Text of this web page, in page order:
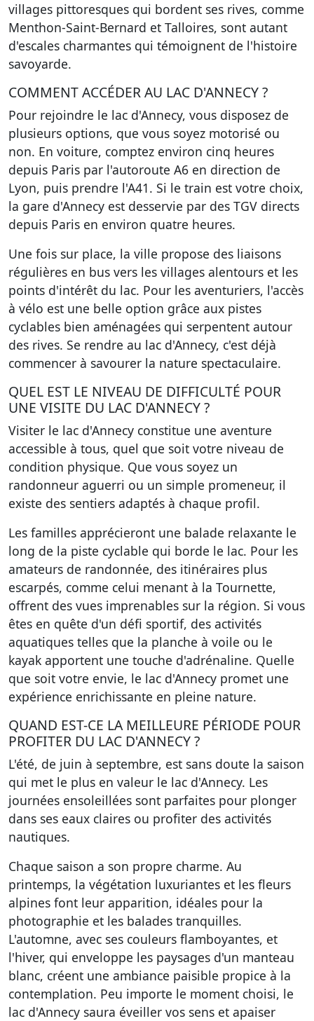
villages pittoresques qui bordent ses rives, comme
Menthon-Saint-Bernard et Talloires, sont autant
d'escales charmantes qui témoignent de l'histoire
savoyarde.
COMMENT ACCÉDER AU LAC D'ANNECY ?
Pour rejoindre le lac d'Annecy, vous disposez de
plusieurs options, que vous soyez motorisé ou
non. En voiture, comptez environ cinq heures
depuis Paris par l'autoroute A6 en direction de
Lyon, puis prendre l'A41. Si le train est votre choix,
la gare d'Annecy est desservie par des TGV directs
depuis Paris en environ quatre heures.
Une fois sur place, la ville propose des liaisons
régulières en bus vers les villages alentours et les
points d'intérêt du lac. Pour les aventuriers, l'accès
à vélo est une belle option grâce aux pistes
cyclables bien aménagées qui serpentent autour
des rives. Se rendre au lac d'Annecy, c'est déjà
commencer à savourer la nature spectaculaire.
QUEL EST LE NIVEAU DE DIFFICULTÉ POUR
UNE VISITE DU LAC D'ANNECY ?
Visiter le lac d'Annecy constitue une aventure
accessible à tous, quel que soit votre niveau de
condition physique. Que vous soyez un
randonneur aguerri ou un simple promeneur, il
existe des sentiers adaptés à chaque profil.
Les familles apprécieront une balade relaxante le
long de la piste cyclable qui borde le lac. Pour les
amateurs de randonnée, des itinéraires plus
escarpés, comme celui menant à la Tournette,
offrent des vues imprenables sur la région. Si vous
êtes en quête d'un défi sportif, des activités
aquatiques telles que la planche à voile ou le
kayak apportent une touche d'adrénaline. Quelle
que soit votre envie, le lac d'Annecy promet une
expérience enrichissante en pleine nature.
QUAND EST-CE LA MEILLEURE PÉRIODE POUR
PROFITER DU LAC D'ANNECY ?
L'été, de juin à septembre, est sans doute la saison
qui met le plus en valeur le lac d'Annecy. Les
journées ensoleillées sont parfaites pour plonger
dans ses eaux claires ou profiter des activités
nautiques.
Chaque saison a son propre charme. Au
printemps, la végétation luxuriantes et les fleurs
alpines font leur apparition, idéales pour la
photographie et les balades tranquilles.
L'automne, avec ses couleurs flamboyantes, et
l'hiver, qui enveloppe les paysages d'un manteau
blanc, créent une ambiance paisible propice à la
contemplation. Peu importe le moment choisi, le
lac d'Annecy saura éveiller vos sens et apaiser